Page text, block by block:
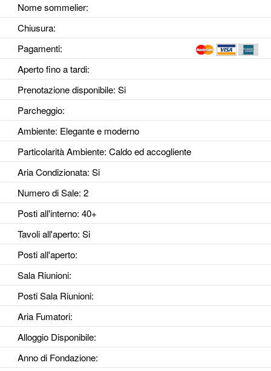
Nome sommelier:
Chiusura:
Pagamenti:
Aperto fino a tardi:
Prenotazione disponibile: Si
Parcheggio:
Ambiente: Elegante e moderno
Particolarità Ambiente: Caldo ed accogliente
Aria Condizionata: Si
Numero di Sale: 2
Posti all'interno: 40+
Tavoli all'aperto: Si
Posti all'aperto:
Sala Riunioni:
Posti Sala Riunioni:
Aria Fumatori:
Alloggio Disponibile:
Anno di Fondazione: